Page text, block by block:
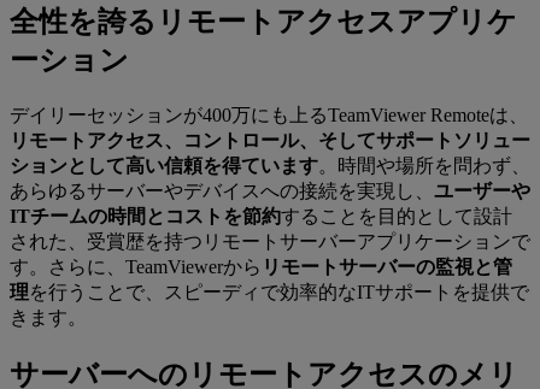
全性を誇るリモートアクセスアプリケ
ーション
デイリーセッションが400万にも上るTeamViewer Remoteは、
リモートアクセス、コントロール、そしてサポートソリュー
ションとして高い信頼を得ています。時間や場所を問わず、
あらゆるサーバーやデバイスへの接続を実現し、 ユーザーや
ITチームの時間とコストを節約することを目的として設計
された、受賞歴を持つリモートサーバーアプリケーションで
す。さらに、TeamViewerから リモートサーバーの監視と管
理を行うことで、スピーディで効率的なITサポートを提供で
きます。
サーバーへのリモートアクセスのメリ